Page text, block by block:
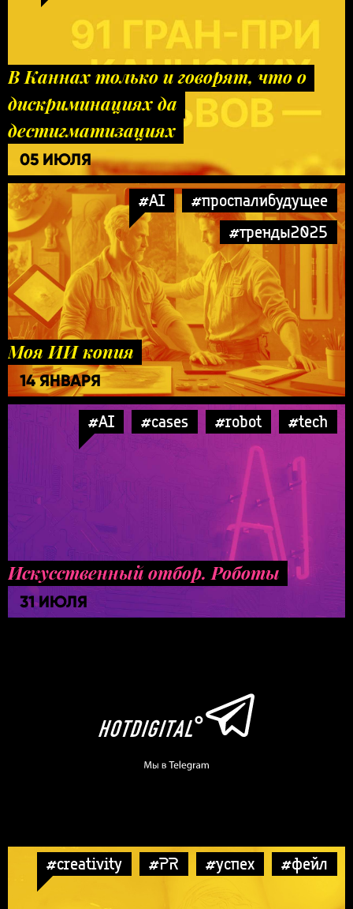
В Каннах только и говорят, что о
дискриминациях да
дестигматизациях
05 ИЮЛЯ
#AI
#проспалибудущее
#тренды2025
Моя ИИ копия
14 ЯНВАРЯ
#AI #cases #robot #tech
Искусственный отбор. Роботы
31 ИЮЛЯ
#creativity #PR #успех #фейл